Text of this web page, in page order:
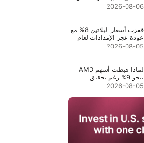
إلى مستوى قياسي $6.703
2026-08-06
قفزت أسعار البلاتين 8% مع
عودة عجز الإمدادات لعام
2026 إلى دائرة الاهتمام
2026-08-05
لماذا هبطت أسهم AMD
بنحو 9% رغم تحقيق
إيرادات قياسية بقيمة
2026-08-05